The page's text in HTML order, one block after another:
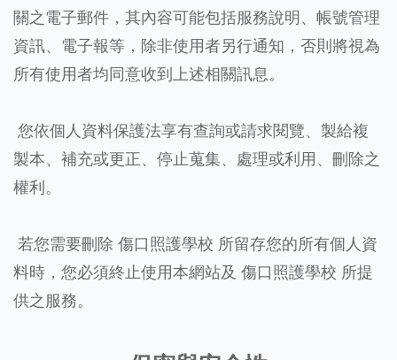
關之電子郵件，其內容可能包括服務說明、帳號管理
資訊、電子報等，除非使用者另行通知，否則將視為
所有使用者均同意收到上述相關訊息。
您依個人資料保護法享有查詢或請求閱覽、製給複
製本、補充或更正、停止蒐集、處理或利用、刪除之
權利。
若您需要刪除 傷口照護學校 所留存您的所有個人資
料時，您必須終止使用本網站及 傷口照護學校 所提
供之服務。